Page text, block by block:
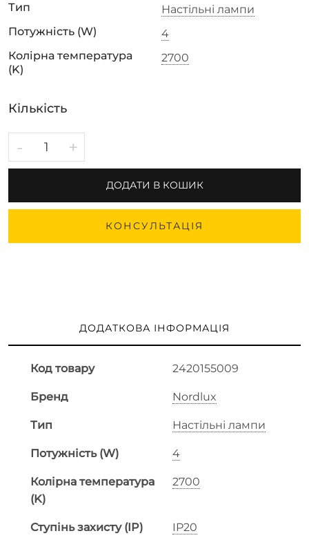
Тип
Настільні лампи
Потужність (W)
4
Колірна температура
(K)
2700
Кількість
- +
ДОДАТИ В КОШИК
КОНСУЛЬТАЦІЯ
ДОДАТКОВА ІНФОРМАЦІЯ
Код товару 2420155009
Бренд Nordlux
Тип Настільні лампи
Потужність (W) 4
Колірна температура
(K)
2700
Ступінь захисту (IP) IP20